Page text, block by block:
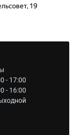
- 17:00
- 16:00